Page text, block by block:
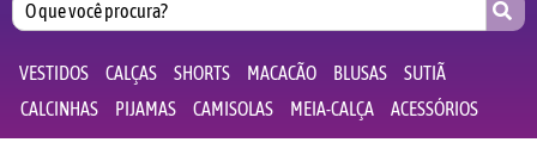
VESTIDOS CALÇAS SHORTS MACACÃO BLUSAS
SUTIÃ
CALCINHAS
PIJAMAS CAMISOLAS MEIA-CALÇA ACESSÓRIOS